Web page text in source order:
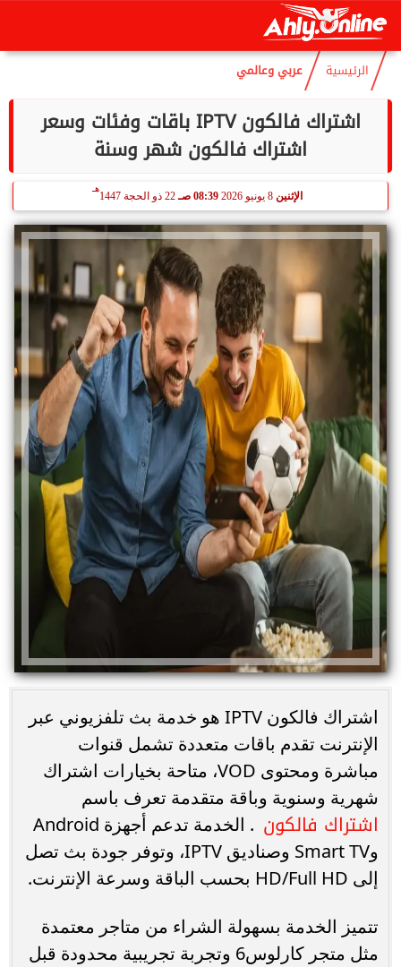
الخميس
الرئيسية عربي وعالمي
اشتراك فالكون IPTV باقات وفئات وسعر
اشتراك فالكون شهر وسنة
الإثنين 8 يونيو 2026 08:39 صـ 22 ذو الحجة 1447
هـ
اشتراك فالكون IPTV هو خدمة بث تلفزيوني عبر
الإنترنت تقدم باقات متعددة تشمل قنوات
مباشرة ومحتوى VOD، متاحة بخيارات اشتراك
شهرية وسنوية وباقة متقدمة تعرف باسم
اشتراك فالكون
. الخدمة تدعم أجهزة Android
وSmart TV وصناديق IPTV، وتوفر جودة بث تصل
إلى HD/Full HD بحسب الباقة وسرعة الإنترنت.
تتميز الخدمة بسهولة الشراء من متاجر معتمدة
مثل متجر كارلوس6 وتجربة تجريبية محدودة قبل